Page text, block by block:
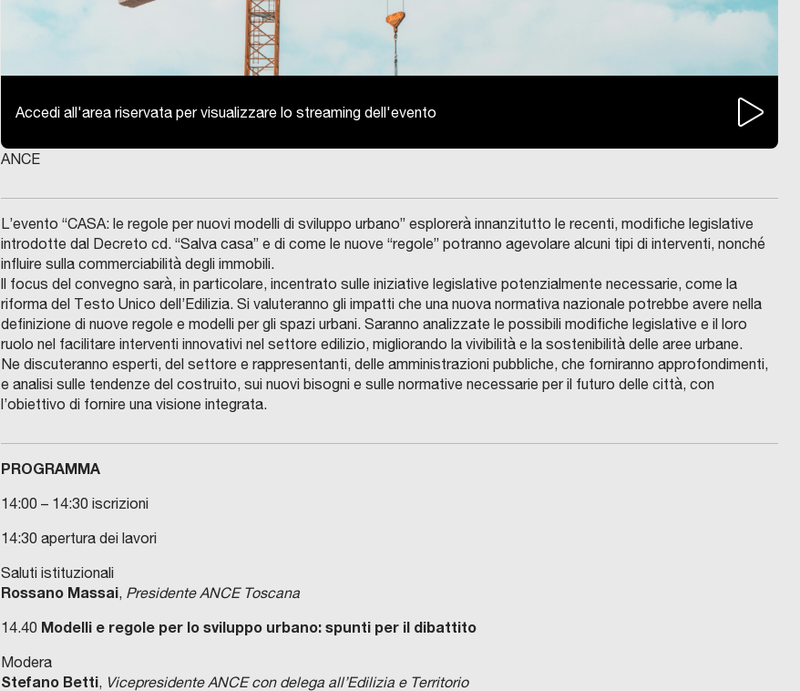
Accedi all'area riservata per visualizzare lo streaming dell'evento
ANCE
L’evento “CASA: le regole per nuovi modelli di sviluppo urbano” esplorerà innanzitutto le recenti, modifiche legislative
introdotte dal Decreto cd. “Salva casa” e di come le nuove “regole” potranno agevolare alcuni tipi di interventi, nonché
influire sulla commerciabilità degli immobili.
ll focus del convegno sarà, in particolare, incentrato sulle iniziative legislative potenzialmente necessarie, come la
riforma del Testo Unico dell’Edilizia. Si valuteranno gli impatti che una nuova normativa nazionale potrebbe avere nella
definizione di nuove regole e modelli per gli spazi urbani. Saranno analizzate le possibili modifiche legislative e il loro
ruolo nel facilitare interventi innovativi nel settore edilizio, migliorando la vivibilità e la sostenibilità delle aree urbane.
Ne discuteranno esperti, del settore e rappresentanti, delle amministrazioni pubbliche, che forniranno approfondimenti,
e analisi sulle tendenze del costruito, sui nuovi bisogni e sulle normative necessarie per il futuro delle città, con
l’obiettivo di fornire una visione integrata.
PROGRAMMA
14:00 – 14:30 iscrizioni
14:30 apertura dei lavori
Saluti istituzionali
Rossano Massai, Presidente ANCE Toscana
14.40 Modelli e regole per lo sviluppo urbano: spunti per il dibattito
Modera
Stefano Betti, Vicepresidente ANCE con delega all’Edilizia e Territorio